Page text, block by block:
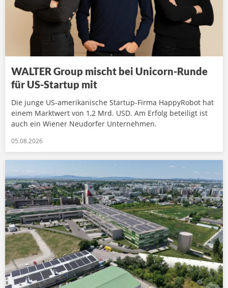
WALTER Group mischt bei Unicorn-Runde
für US-Startup mit
Die junge US-amerikanische Startup-Firma HappyRobot hat
einem Marktwert von 1,2 Mrd. USD. Am Erfolg beteiligt ist
auch ein Wiener Neudorfer Unternehmen.
05.08.2026